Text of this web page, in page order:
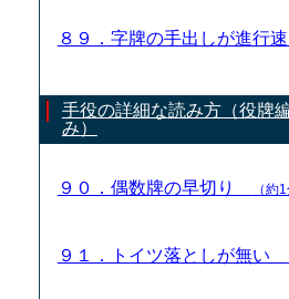
８９．字牌の手出しが進行
手役の詳細な読み方（役牌
み）
９０．偶数牌の早切り （約
９１．トイツ落としが無い